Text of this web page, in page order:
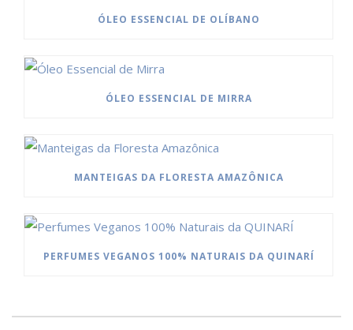
ÓLEO ESSENCIAL DE OLÍBANO
ÓLEO ESSENCIAL DE MIRRA
MANTEIGAS DA FLORESTA AMAZÔNICA
PERFUMES VEGANOS 100% NATURAIS DA QUINARÍ